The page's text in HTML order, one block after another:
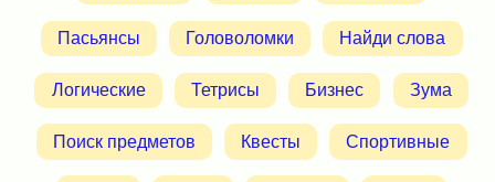
Пасьянсы Головоломки Найди слова
Логические Тетрисы Бизнес Зума
Поиск предметов Квесты Спортивные